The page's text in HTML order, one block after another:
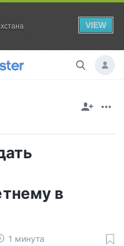
VIEW
в
1 минута